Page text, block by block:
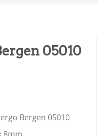
05010
Bergen 05010